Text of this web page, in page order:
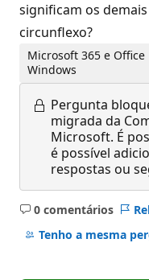
significam os
circunflexo?
Microsoft 365 e
Windows
Pergunta
migrada da
Microsoft. É
é possível
respostas ou
0 comentários
Sem
comentários
Tenho a mesma